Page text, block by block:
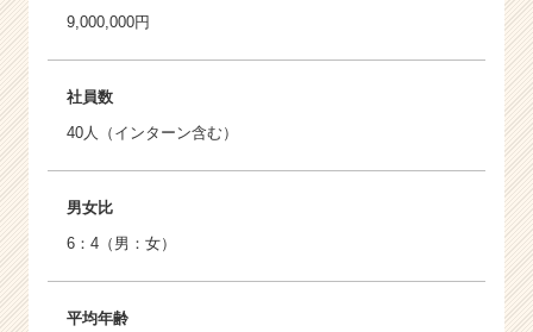
9,000,000円
社員数
40人（インターン含む）
男女比
6：4（男：女）
平均年齢